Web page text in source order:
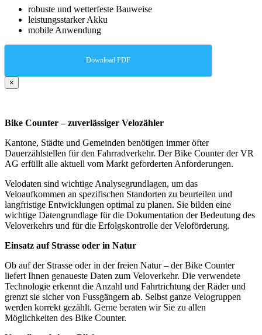
robuste und wetterfeste Bauweise
leistungsstarker Akku
mobile Anwendung
Download PDF
×
Bike Counter – zuverlässiger Velozähler
Kantone, Städte und Gemeinden benötigen immer öfter
Dauerzählstellen für den Fahrradverkehr. Der Bike Counter der VR
AG erfüllt alle aktuell vom Markt geforderten Anforderungen.
Velodaten sind wichtige Analysegrundlagen, um das
Veloaufkommen an spezifischen Standorten zu beurteilen und
langfristige Entwicklungen optimal zu planen. Sie bilden eine
wichtige Datengrundlage für die Dokumentation der Bedeutung des
Veloverkehrs und für die Erfolgskontrolle der Veloförderung.
Einsatz auf Strasse oder in Natur
Ob auf der Strasse oder in der freien Natur – der Bike Counter
liefert Ihnen genaueste Daten zum Veloverkehr. Die verwendete
Technologie erkennt die Anzahl und Fahrtrichtung der Räder und
grenzt sie sicher von Fussgängern ab. Selbst ganze Velogruppen
werden korrekt gezählt. Gerne beraten wir Sie zu allen
Möglichkeiten des Bike Counter.